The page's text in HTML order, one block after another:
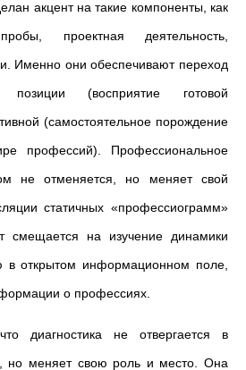
акцент на такие компоненты, как
проектная деятельность,
Именно они обеспечивают переход
позиции (восприятие готовой
(самостоятельное порождение
профессий). Профессиональное
не отменяется, но меняет свой
статичных «профессиограмм»
смещается на изучение динамики
в открытом информационном поле,
о профессиях.
диагностика не отвергается в
но меняет свою роль и место. Она